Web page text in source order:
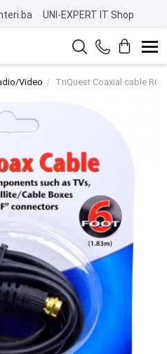
UNI-EXPERT IT Shop
Video TriQuest Coaxial cable